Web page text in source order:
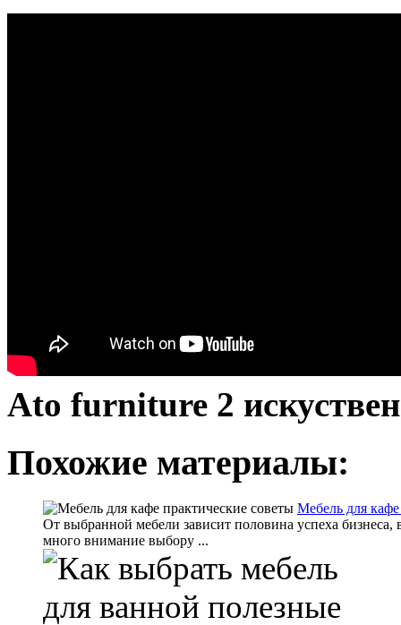
Ato furniture 2
Похожие материалы:
Мебель для
От выбранной мебели зависит половина успеха бизнеса,
много внимание выбору ...